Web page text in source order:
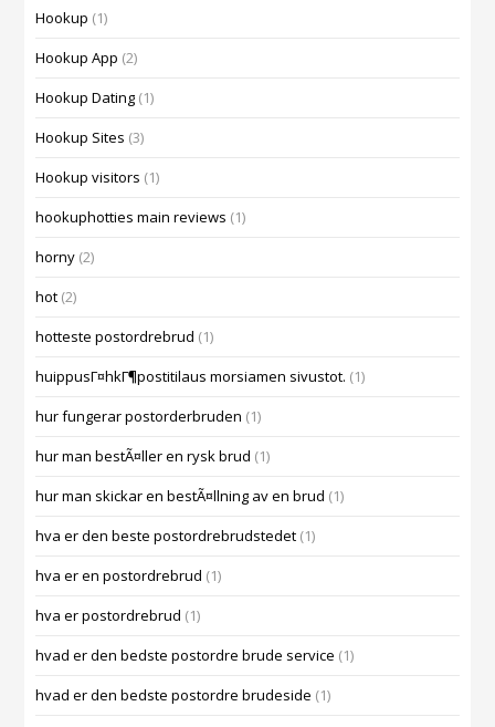
Hookup (1)
Hookup App (2)
Hookup Dating (1)
Hookup Sites (3)
Hookup visitors (1)
hookuphotties main reviews (1)
horny (2)
hot (2)
hotteste postordrebrud (1)
huippusГ¤hkГ¶postitilaus morsiamen sivustot. (1)
hur fungerar postorderbruden (1)
hur man bestÃ¤ller en rysk brud (1)
hur man skickar en bestÃ¤llning av en brud (1)
hva er den beste postordrebrudstedet (1)
hva er en postordrebrud (1)
hva er postordrebrud (1)
hvad er den bedste postordre brude service (1)
hvad er den bedste postordre brudeside (1)